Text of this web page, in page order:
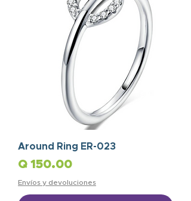
Around Ring ER-023
Precio
Q 150.00
Envíos y devoluciones